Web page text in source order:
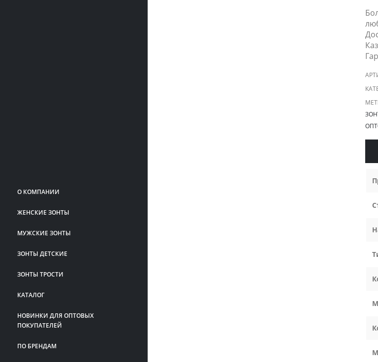
О КОМПАНИИ
ЖЕНСКИЕ ЗОНТЫ
МУЖСКИЕ ЗОНТЫ
ЗОНТЫ ДЕТСКИЕ
ЗОНТЫ ТРОСТИ
КАТАЛОГ
НОВИНКИ ДЛЯ ОПТОВЫХ
ПОКУПАТЕЛЕЙ
ПО БРЕНДАМ